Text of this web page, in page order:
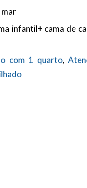
mar
infantil+ cama de
com 1 quarto,